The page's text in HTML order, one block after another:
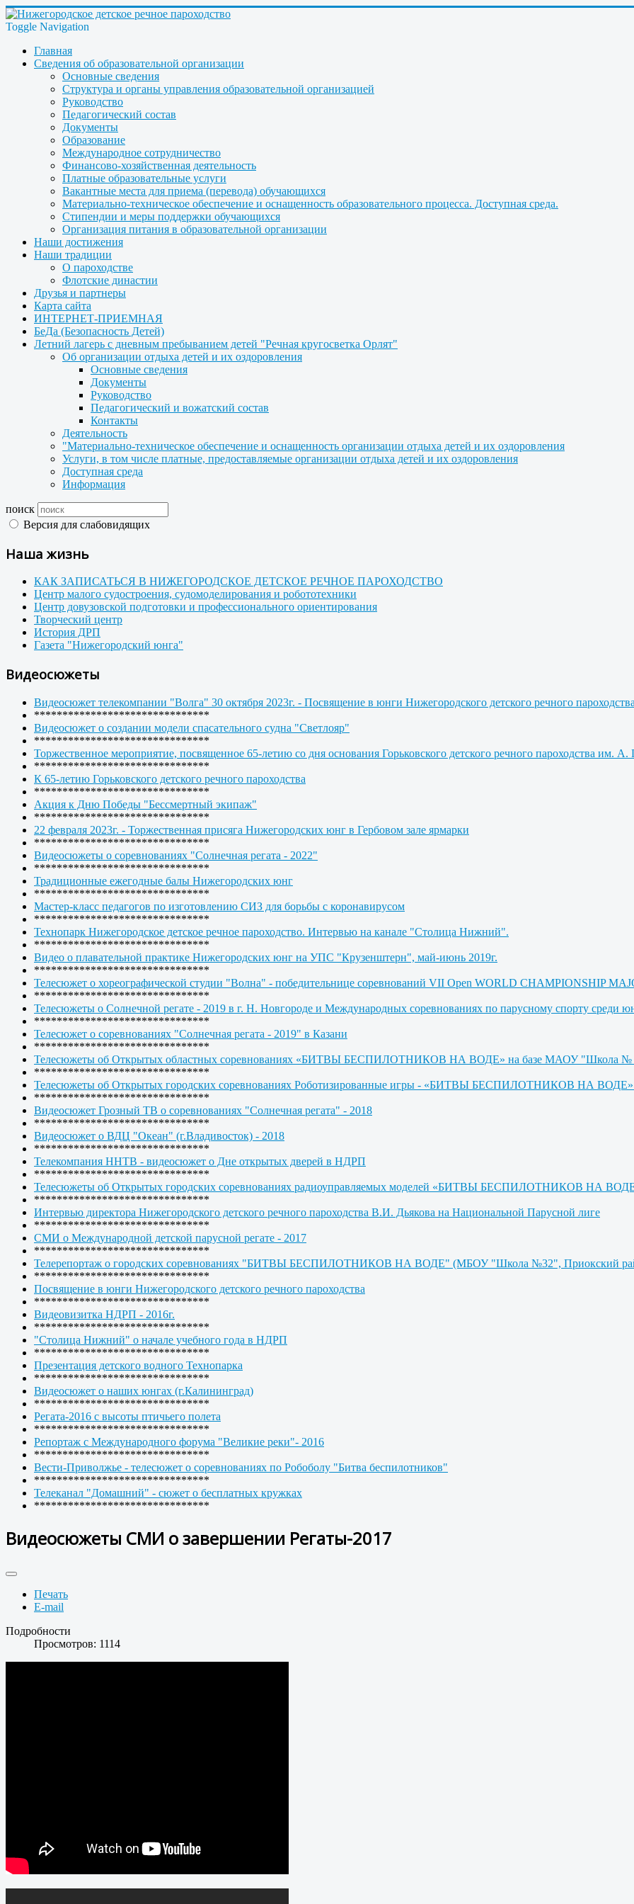
Toggle Navigation
Главная
Сведения об образовательной организации
Основные сведения
Структура и органы управления образовательной организацией
Руководство
Педагогический состав
Документы
Образование
Международное сотрудничество
Финансово-хозяйственная деятельность
Платные образовательные услуги
Вакантные места для приема (перевода) обучающихся
Материально-техническое обеспечение и оснащенность образовательного процесса. Доступная среда.
Стипендии и меры поддержки обучающихся
Организация питания в образовательной организации
Наши достижения
Наши традиции
О пароходстве
Флотские династии
Друзья и партнеры
Карта сайта
ИНТЕРНЕТ-ПРИЕМНАЯ
БеДа (Безопасность Детей)
Летний лагерь с дневным пребыванием детей "Речная кругосветка Орлят"
Об организации отдыха детей и их оздоровления
Основные сведения
Документы
Руководство
Педагогический и вожатский состав
Контакты
Деятельность
"Материально-техническое обеспечение и оснащенность организации отдыха детей и их оздоровления
Услуги, в том числе платные, предоставляемые организации отдыха детей и их оздоровления
Доступная среда
Информация
поиск
Версия для слабовидящих
Наша жизнь
КАК ЗАПИСАТЬСЯ В НИЖЕГОРОДСКОЕ ДЕТСКОЕ РЕЧНОЕ ПАРОХОДСТВО
Центр малого судостроения, судомоделирования и робототехники
Центр довузовской подготовки и профессионального ориентирования
Творческий центр
История ДРП
Газета "Нижегородский юнга"
Видеосюжеты
Видеосюжет телекомпании "Волга" 30 октября 2023г. - Посвящение в юнги Нижегородского детского речного пароходства
*******************************
Видеосюжет о создании модели спасательного судна "Светлояр"
*******************************
Торжественное мероприятие, посвященное 65-летию со дня основания Горьковского детского речного пароходства им. А.
*******************************
К 65-летию Горьковского детского речного пароходства
*******************************
Акция к Дню Победы "Бессмертный экипаж"
*******************************
22 февраля 2023г. - Торжественная присяга Нижегородских юнг в Гербовом зале ярмарки
*******************************
Видеосюжеты о соревнованиях "Солнечная регата - 2022"
*******************************
Традиционные ежегодные балы Нижегородских юнг
*******************************
Мастер-класс педагогов по изготовлению СИЗ для борьбы с коронавирусом
*******************************
Технопарк Нижегородское детское речное пароходство. Интервью на канале "Столица Нижний".
*******************************
Видео о плавательной практике Нижегородских юнг на УПС "Крузенштерн", май-июнь 2019г.
*******************************
Телесюжет о хореографической студии "Волна" - победительнице соревнований VII Open WORLD CHAMPIONSHIP
*******************************
Телесюжеты о Солнечной регате - 2019 в г. Н. Новгороде и Международных соревнованиях по парусному спорту среди
*******************************
Телесюжет о соревнованиях "Солнечная регата - 2019" в Казани
*******************************
Телесюжеты об Открытых областных соревнованиях «БИТВЫ БЕСПИЛОТНИКОВ НА ВОДЕ» на базе МАОУ "Школа №
*******************************
Телесюжеты об Открытых городских соревнованиях Роботизированные игры - «БИТВЫ БЕСПИЛОТНИКОВ НА
*******************************
Видеосюжет Грозный ТВ о соревнованиях "Солнечная регата" - 2018
*******************************
Видеосюжет о ВДЦ "Океан" (г.Владивосток) - 2018
*******************************
Телекомпания ННТВ - видеосюжет о Дне открытых дверей в НДРП
*******************************
Телесюжеты об Открытых городских соревнованиях радиоуправляемых моделей «БИТВЫ БЕСПИЛОТНИКОВ НА
*******************************
Интервью директора Нижегородского детского речного пароходства В.И. Дьякова на Национальной Парусной лиге
*******************************
СМИ о Международной детской парусной регате - 2017
*******************************
Телерепортаж о городских соревнованиях "БИТВЫ БЕСПИЛОТНИКОВ НА ВОДЕ" (МБОУ "Школа №32", Приокский
*******************************
Посвящение в юнги Нижегородского детского речного пароходства
*******************************
Видеовизитка НДРП - 2016г.
*******************************
"Столица Нижний" о начале учебного года в НДРП
*******************************
Презентация детского водного Технопарка
*******************************
Видеосюжет о наших юнгах (г.Калининград)
*******************************
Регата-2016 с высоты птичьего полета
*******************************
Репортаж с Международного форума "Великие реки"- 2016
*******************************
Вести-Приволжье - телесюжет о соревнованиях по Робоболу "Битва беспилотников"
*******************************
Телеканал "Домашний" - сюжет о бесплатных кружках
*******************************
Видеосюжеты СМИ о завершении Регаты-2017
Печать
E-mail
Подробности
Просмотров: 1114